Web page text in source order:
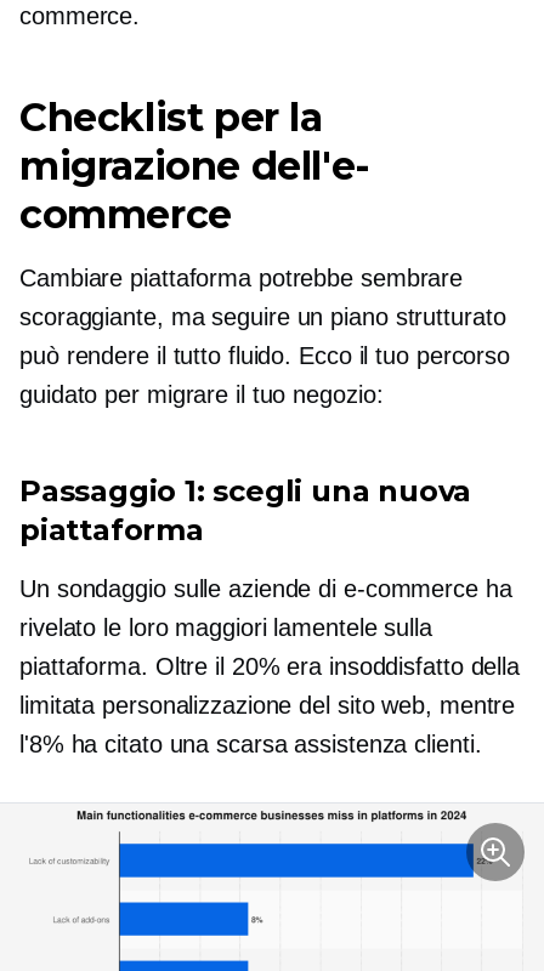
commerce.
Checklist per la
migrazione dell'e-
commerce
Cambiare piattaforma potrebbe sembrare
scoraggiante, maseguire un piano strutturato
può rendere il tutto fluido. Ecco il tuo percorso
guidato per migrare il tuo negozio:
Passaggio 1: scegli una nuova
piattaforma
Un sondaggio sulle aziende di e-commerce ha
rivelato le loro maggiori lamentele sulla
piattaforma. Oltre il 20% era insoddisfatto della
limitata personalizzazione del sito web, mentre
l'8% ha citato una scarsa assistenza clienti.